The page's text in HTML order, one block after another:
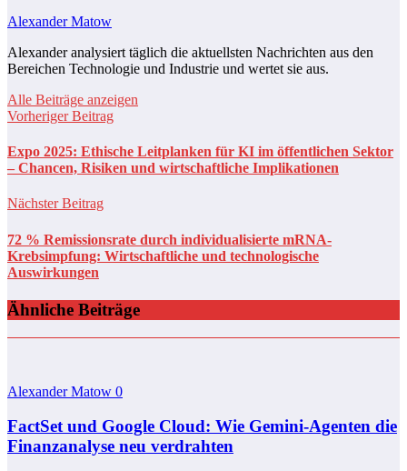
Alexander Matow
Alexander analysiert täglich die aktuellsten Nachrichten aus den
Bereichen Technologie und Industrie und wertet sie aus.
Alle Beiträge anzeigen
Vorheriger Beitrag
Expo 2025: Ethische Leitplanken für KI im öffentlichen Sektor
– Chancen, Risiken und wirtschaftliche Implikationen
Nächster Beitrag
72 % Remissionsrate durch individualisierte mRNA-
Krebsimpfung: Wirtschaftliche und technologische
Auswirkungen
Ähnliche Beiträge
Alexander Matow 0
FactSet und Google Cloud: Wie Gemini-Agenten die
Finanzanalyse neu verdrahten